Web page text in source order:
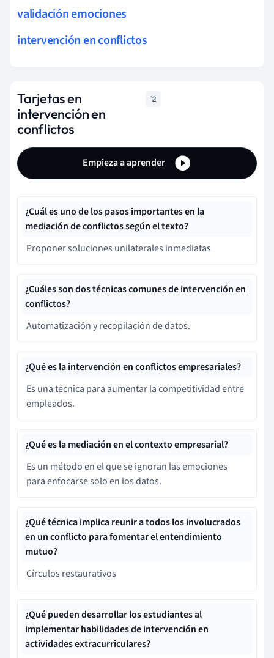
validación emociones
intervención en conflictos
Tarjetas en
intervención en
conflictos
12
Empieza a aprender
¿Cuál es uno de los pasos importantes en la
mediación de conflictos según el texto?
Proponer soluciones unilaterales inmediatas
¿Cuáles son dos técnicas comunes de intervención en
conflictos?
Automatización y recopilación de datos.
¿Qué es la intervención en conflictos empresariales?
Es una técnica para aumentar la competitividad entre
empleados.
¿Qué es la mediación en el contexto empresarial?
Es un método en el que se ignoran las emociones
para enfocarse solo en los datos.
¿Qué técnica implica reunir a todos los involucrados
en un conflicto para fomentar el entendimiento
mutuo?
Círculos restaurativos
¿Qué pueden desarrollar los estudiantes al
implementar habilidades de intervención en
actividades extracurriculares?